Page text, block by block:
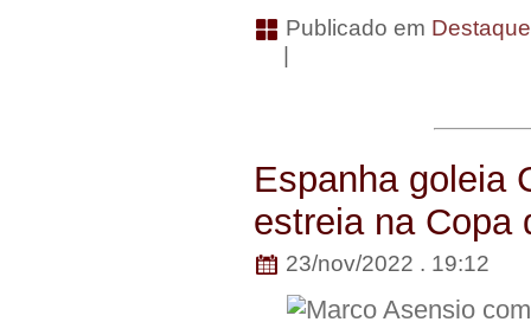
Publicado em
Espanha goleia
estreia na Copa
23/nov/2022 . 19:12